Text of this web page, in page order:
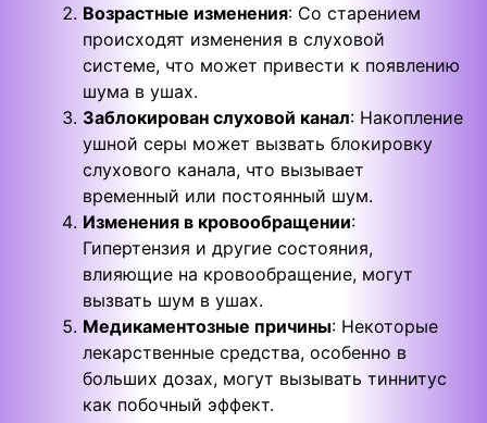
Возрастные изменения: Со старением
происходят изменения в слуховой
системе, что может привести к появлению
шума в ушах.
Заблокирован слуховой канал: Накопление
ушной серы может вызвать блокировку
слухового канала, что вызывает
временный или постоянный шум.
Изменения в кровообращении:
Гипертензия и другие состояния,
влияющие на кровообращение, могут
вызвать шум в ушах.
Медикаментозные причины: Некоторые
лекарственные средства, особенно в
больших дозах, могут вызывать тиннитус
как побочный эффект.